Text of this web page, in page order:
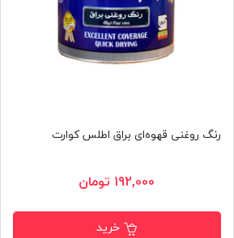
رنگ روغنی قهوه‌ای براق اطلس کوارت
192,000 تومان
خرید